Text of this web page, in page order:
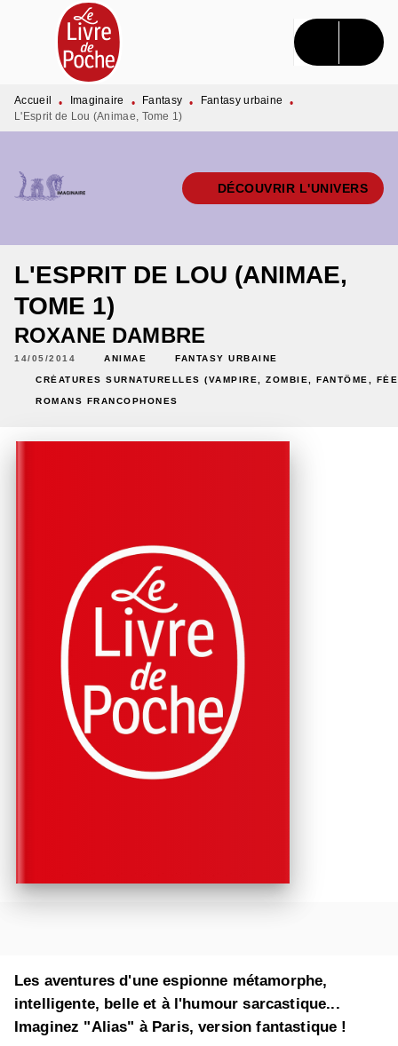
MENU RECHERCHE CONTENU
PIED DE PAGE
Accueil • Imaginaire • Fantasy • Fantasy urbaine
•
L'Esprit de Lou (Animae, Tome 1)
DÉCOUVRIR L'UNIVERS
L'ESPRIT DE LOU (ANIMAE,
TOME 1)
ROXANE DAMBRE
14/05/2014 ANIMAE FANTASY URBAINE
CRÉATURES SURNATURELLES (VAMPIRE, ZOMBIE, FANTÔME,
ROMANS FRANCOPHONES
Les aventures d'une espionne métamorphe,
intelligente, belle et à l'humour sarcastique...
Imaginez "Alias" à Paris, version fantastique !